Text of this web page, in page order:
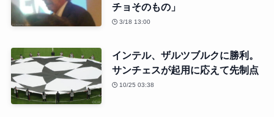
チョそのもの」
3/18 13:00
インテル、ザルツブルクに勝利。
サンチェスが起用に応えて先制点
10/25 03:38